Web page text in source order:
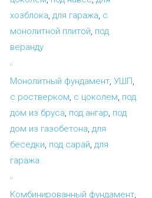
хозблока, для гаража, с
монолитной плитой, под
веранду
Монолитный фундамент, УШП,
с ростверком, с цоколем, под
дом из бруса, под ангар, под
дом из газобетона, для
беседки, под сарай, для
гаража
Комбинированный фундамент,